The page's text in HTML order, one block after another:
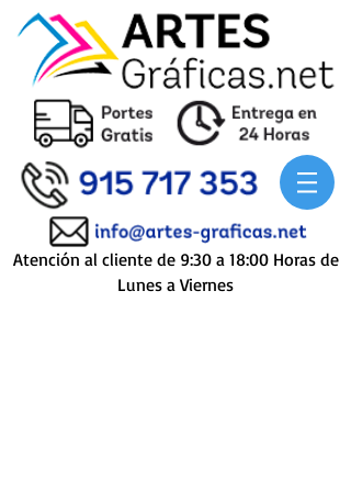
Atención al cliente de 9:30 a 18:00 Horas de
Lunes a Viernes